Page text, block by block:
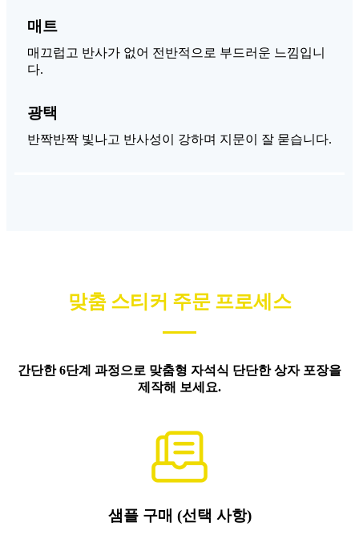
매트
매끄럽고 반사가 없어 전반적으로 부드러운 느낌입니
다.
광택
반짝반짝 빛나고 반사성이 강하며 지문이 잘 묻습니다.
맞춤 스티커 주문 프로세스
간단한 6단계 과정으로 맞춤형 자석식 단단한 상자 포장을
제작해 보세요.
샘플 구매 (선택 사항)